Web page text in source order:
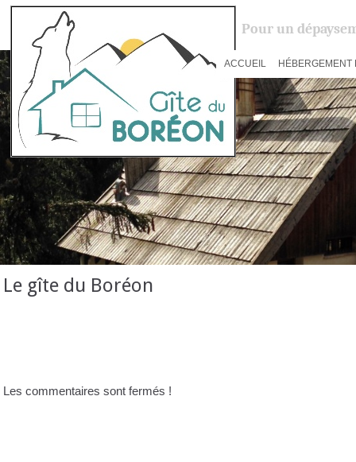
Pour un
ACCUEIL HÉBERGEMENT
Le gîte du Boréon
Les commentaires sont fermés !